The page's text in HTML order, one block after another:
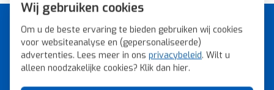
Wij gebruiken cookies
Om u de beste ervaring te bieden gebruiken wij cookies
voor websiteanalyse en (gepersonaliseerde)
advertenties. Lees meer in ons privacybeleid. Wilt u
alleen noodzakelijke cookies? Klik dan hier.
A-merk schakelmateriaal voor
de laagste prijs.
Bestel snel, veilig en eenvoudig bij
Voordeligschakelmateriaal.nl.